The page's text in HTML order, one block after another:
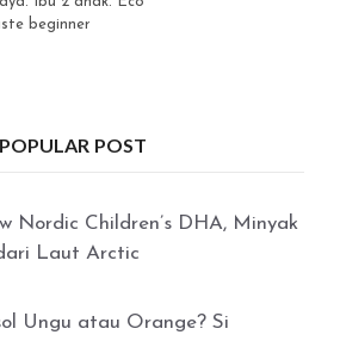
beginner
POPULAR POST
Nordic Children’s DHA, Minyak
Laut Arctic
Ungu atau Orange? Si